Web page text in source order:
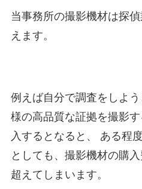
当事務所の撮影機材は探
えます。
例えば自分で調査をしよ
様の高品質な証拠を撮影
入するとなると、 ある程
としても、撮影機材の購
超えてしまいます。